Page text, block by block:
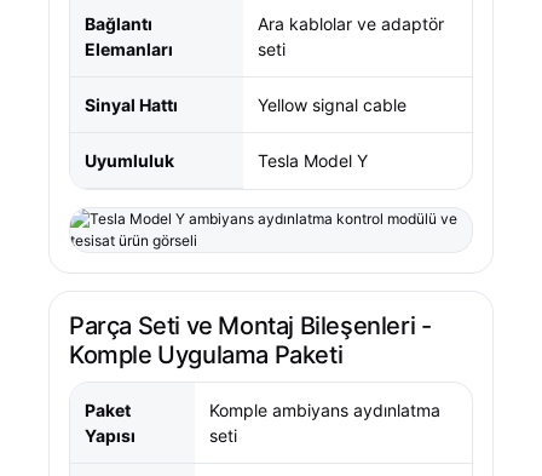
Bağlantı
Elemanları
Ara kablolar ve adaptör
seti
Sinyal Hattı Yellow signal cable
Uyumluluk Tesla Model Y
Parça Seti ve Montaj Bileşenleri -
Komple Uygulama Paketi
Paket
Yapısı
Komple ambiyans aydınlatma
seti